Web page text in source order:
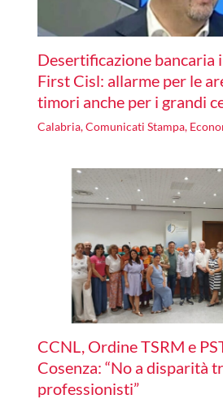
Desertificazione bancaria
First Cisl: allarme per le
timori anche per i grandi
Calabria,Comunicati Stampa,
CCNL, Ordine TSRM e
Cosenza: “No a disparità
professionisti”